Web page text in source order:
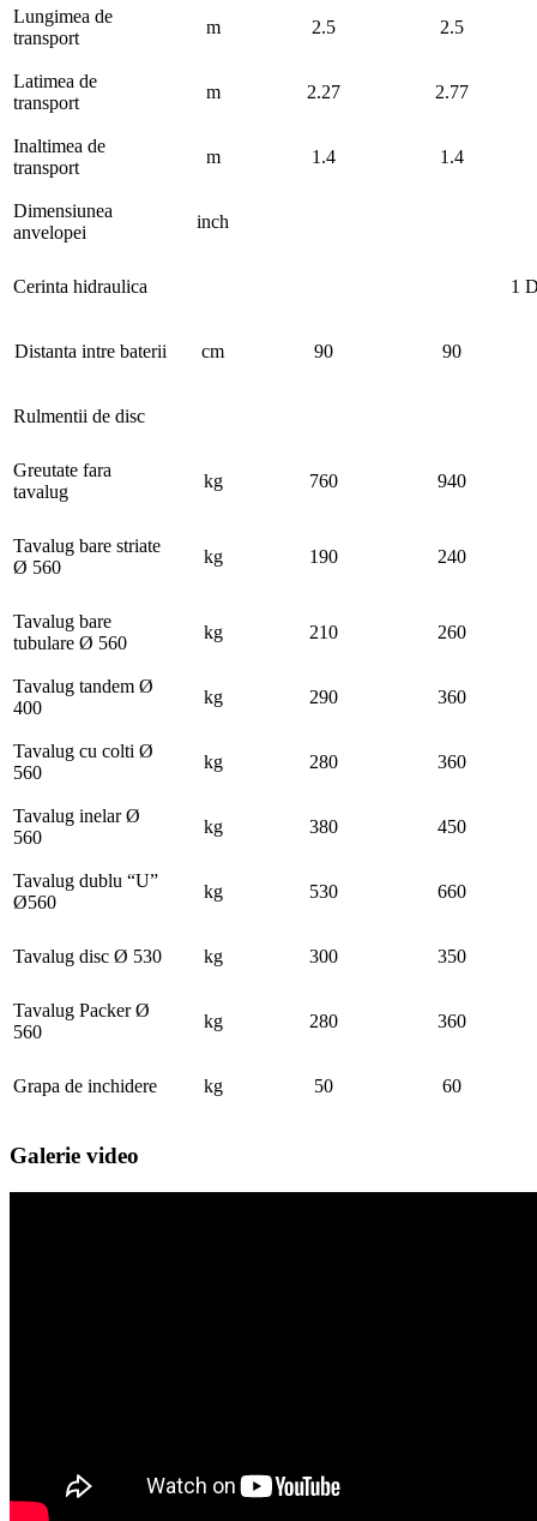
Lungimea de
transport
m 2.5 2.5
Latimea de
transport
m 2.27 2.77
Inaltimea de
transport
m 1.4 1.4
Dimensiunea
anvelopei
inch
Cerinta hidraulica 1
Distanta intre baterii cm 90 90
Rulmentii de disc
Greutate fara
tavalug
kg 760 940
Tavalug bare striate
Ø 560
kg 190 240
Tavalug bare
tubulare Ø 560
kg 210 260
Tavalug tandem Ø
400
kg 290 360
Tavalug cu colti Ø
560
kg 280 360
Tavalug inelar Ø
560
kg 380 450
Tavalug dublu “U”
Ø560
kg 530 660
Tavalug disc Ø 530 kg 300 350
Tavalug Packer Ø
560
kg 280 360
Grapa de inchidere kg 50 60
Galerie video